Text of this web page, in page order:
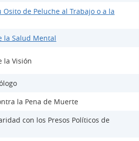
de Peluche al Trabajo o a la
la Salud Mental
la Visión
la Pena de Muerte
con los Presos Políticos de